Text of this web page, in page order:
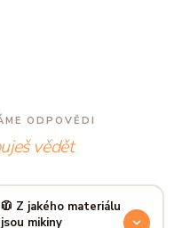
ODPOVĚDI
vědět
🧥 Z jakého materiálu
jsou mikiny